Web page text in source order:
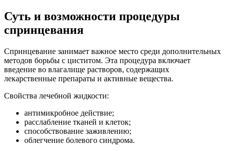
Суть и возможности процедуры
спринцевания
Спринцевание занимает важное место среди дополнительных
методов борьбы с циститом. Эта процедура включает
введение во влагалище растворов, содержащих
лекарственные препараты и активные вещества.
Свойства лечебной жидкости:
антимикробное действие;
расслабление тканей и клеток;
способствование заживлению;
облегчение болевого синдрома.